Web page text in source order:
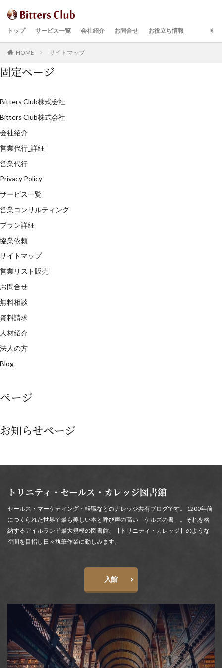
トップ サービス一覧 会社紹介 お問合せ お役立ち情報
HOME サイトマップ
固定ページ
Bitters Club株式会社
Bitters Club株式会社
会社紹介
営業代行_詳細
営業代行
Privacy Policy
サービス一覧
営業コンサルティング
プラン詳細
協業依頼
サイトマップ
営業リスト販売
お問合せ
無料相談
資料請求
人材紹介
法人の方
Blog
ページ
お知らせページ
トリニティ・セールス・カレッジ図書館
セールス・マーケティング・転職などのナレッジ共有ブログです。 1200年前
につくられた世界で最も美しい本と呼び声の高い「ケルズの書」。それを格
納するアイルランド最大規模の図書館、【トリニティ・カレッジ】のような
空間を目指し日々執筆作業に勤しみます。
入館